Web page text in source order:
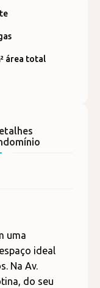
área total
uma
ideal
Na Av.
do seu